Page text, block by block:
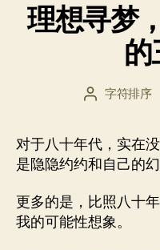
理想寻梦
的
文
者
字符排序
对于八十年代，实在
是隐隐约约和自己的幻
更多的是，比照八十
我的可能性想象。